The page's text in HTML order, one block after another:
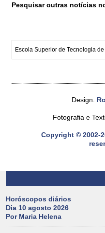
Horóscopos diários
Dia 10 agosto 2026
Por Maria Helena
Pesquisar outras notícias
Design:
Fotografia e
Copyright © 2002-